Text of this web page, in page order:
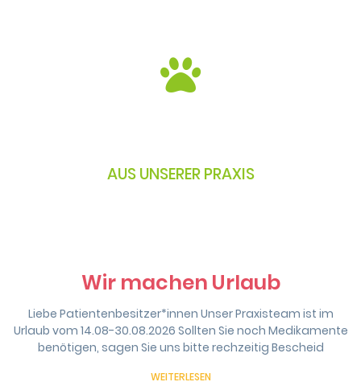
AUS UNSERER PRAXIS
Wir machen Urlaub
Liebe Patientenbesitzer*innen Unser Praxisteam ist im
Urlaub vom 14.08-30.08.2026 Sollten Sie noch Medikamente
benötigen, sagen Sie uns bitte rechzeitig Bescheid
WEITERLESEN